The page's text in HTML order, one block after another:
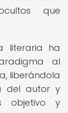
que
literaria ha
al
liberándola
del autor y
objetivo y